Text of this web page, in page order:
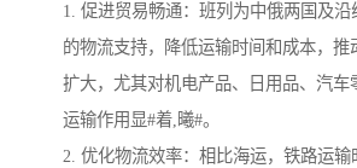
1. 促进贸易畅通：班列为中俄两国及
的物流支持，降低运输时间和成本，推
扩大，尤其对机电产品、日用品、汽车
运输作用显#着,曦#。
2. 优化物流效率：相比海运，铁路运输